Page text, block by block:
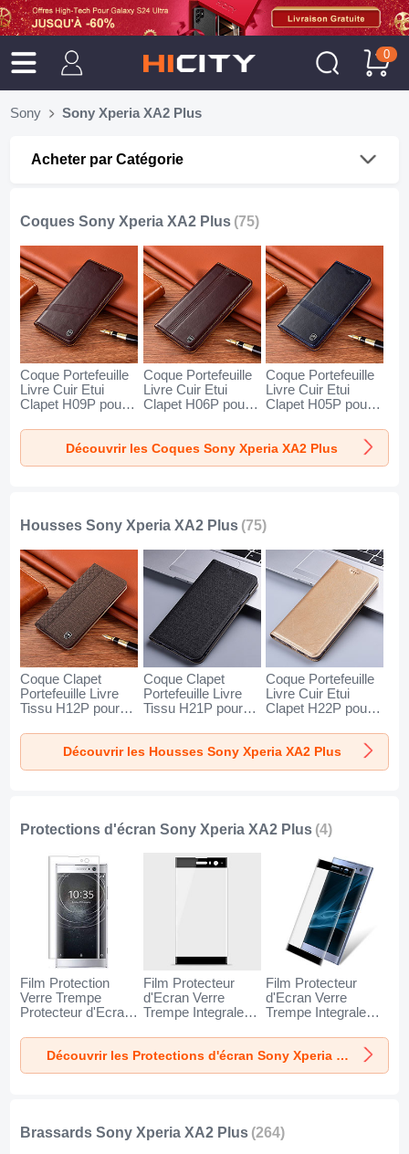
0
Sony Sony Xperia XA2 Plus
Acheter par Catégorie
Coques Sony Xperia XA2 Plus (75)
Coque Portefeuille
Livre Cuir Etui
Clapet H09P pour
Plus Marron
Coque Portefeuille
Livre Cuir Etui
Clapet H06P pour
Plus Marron
Coque Portefeuille
Livre Cuir Etui
Clapet H05P pour
Plus Bleu
Découvrir les Coques Sony Xperia XA2 Plus
Housses Sony Xperia XA2 Plus (75)
Coque Clapet
Portefeuille Livre
Tissu H12P pour
Plus Marron
Coque Clapet
Portefeuille Livre
Tissu H21P pour
Plus Noir
Coque Portefeuille
Livre Cuir Etui
Clapet H22P pour
Plus Or
Découvrir les Housses Sony Xperia XA2 Plus
Protections d'écran Sony Xperia XA2 Plus (4)
Film Protection
Verre Trempe
Protecteur d'Ecran
XA2 Plus Clair
Film Protecteur
d'Ecran Verre
Trempe Integrale
Xperia XA2 Plus
Noir
Film Protecteur
d'Ecran Verre
Trempe Integrale
Xperia XA2 Plus
Noir
Découvrir les Protections d'écran Sony Xperia XA2 Plus
Brassards Sony Xperia XA2 Plus (264)